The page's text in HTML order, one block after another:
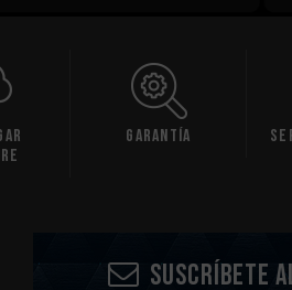
Garantía
Suscríbete